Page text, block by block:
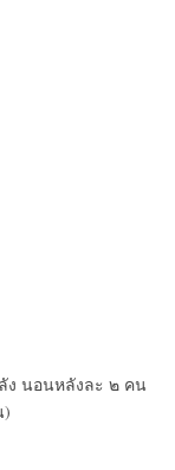
ง นอนหลังละ ๒ คน